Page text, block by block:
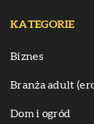
KATEGORIE
Biznes
Branża adult
Dom i ogród